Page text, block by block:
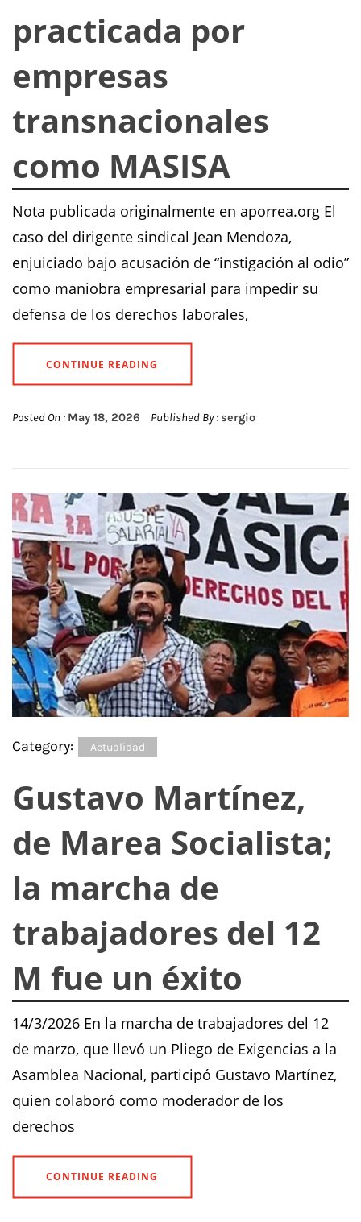
practicada por
empresas
transnacionales
como MASISA
Nota publicada originalmente en aporrea.org El
caso del dirigente sindical Jean Mendoza,
enjuiciado bajo acusación de “instigación al odio”
como maniobra empresarial para impedir su
defensa de los derechos laborales,
CONTINUE READING
Posted On : May 18, 2026 Published By :sergio
Category: Actualidad
Gustavo Martínez,
de Marea Socialista;
la marcha de
trabajadores del 12
M fue un éxito
14/3/2026 En la marcha de trabajadores del 12
de marzo, que llevó un Pliego de Exigencias a la
Asamblea Nacional, participó Gustavo Martínez,
quien colaboró como moderador de los
derechos
CONTINUE READING